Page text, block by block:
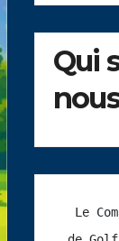
Qui